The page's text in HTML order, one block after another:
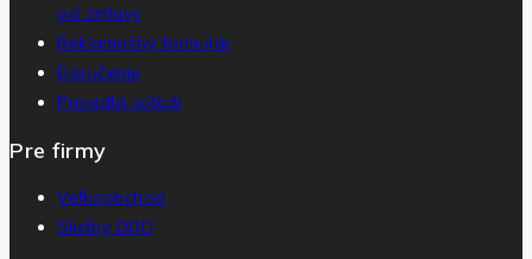
od zmluvy
Reklamačný formulár
Doručenie
Pravidlá súťaží
Pre firmy
Veľkoobchod
Služby DDD